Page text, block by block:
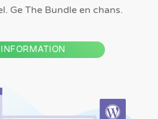
Ge The Bundle en chans.